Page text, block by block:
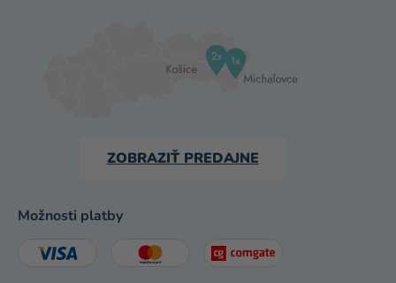
ZOBRAZIŤ PREDAJNE
Možnosti platby